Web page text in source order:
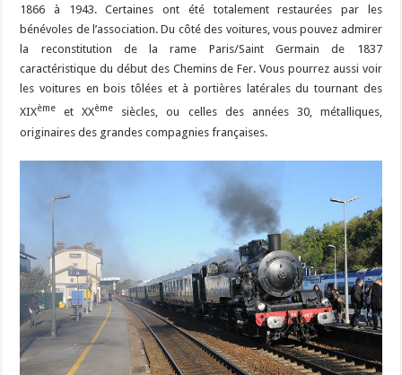
1866 à 1943. Certaines ont été totalement restaurées par les
bénévoles de l’association. Du côté des voitures, vous pouvez admirer
la reconstitution de la rame Paris/Saint Germain de 1837
caractéristique du début des Chemins de Fer. Vous pourrez aussi voir
les voitures en bois tôlées et à portières latérales du tournant des
XIXème et XXème
siècles, ou celles des années 30, métalliques,
originaires des grandes compagnies françaises.